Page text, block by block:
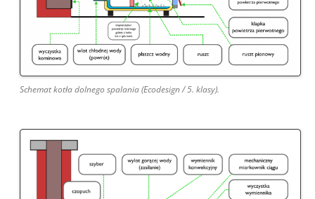
Schemat kotła dolnego spalania (Ecodesign / 5. klasy).